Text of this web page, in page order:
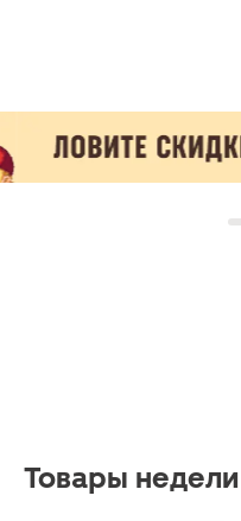
Товары недели